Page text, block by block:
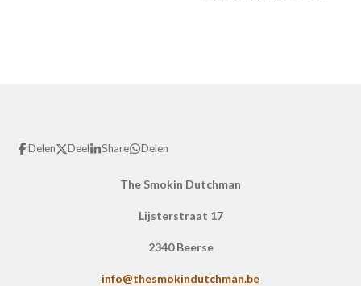
Delen Deel Share Delen
The Smokin Dutchman
Lijsterstraat 17
2340 Beerse
info@thesmokindutchman.be